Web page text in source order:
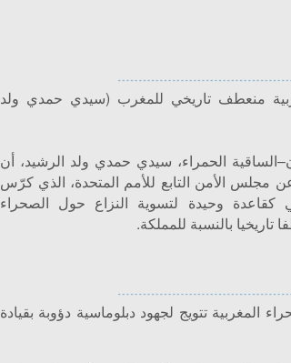
المغربية منعطف تاريخي للمغرب (سيدي حمدي ولد
الحمراء، سيدي حمدي ولد الرشيد، أن
الصادر عن مجلس الأمن التابع للأمم المتحدة، الذي كرّس
كقاعدة وحيدة لتسوية النزاع حول الصحراء
تاريخيا بالنسبة للمملكة.
2797 حول الصحراء المغربية تتويج لجهود دبلوماسية دؤوبة بقيادة